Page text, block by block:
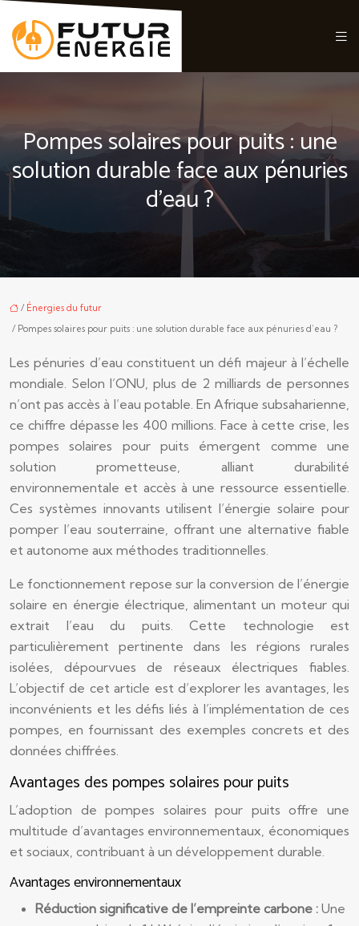
Pompes solaires pour puits : une
solution durable face aux pénuries
d’eau ?
/ Énergies du futur
/ Pompes solaires pour puits : une solution durable face aux pénuries d’eau ?
Les pénuries d’eau constituent un défi majeur à l’échelle
mondiale. Selon l’ONU, plus de 2 milliards de personnes
n’ont pas accès à l’eau potable. En Afrique subsaharienne,
ce chiffre dépasse les 400 millions. Face à cette crise, les
pompes solaires pour puits émergent comme une
solution prometteuse, alliant durabilité
environnementale et accès à une ressource essentielle.
Ces systèmes innovants utilisent l’énergie solaire pour
pomper l’eau souterraine, offrant une alternative fiable
et autonome aux méthodes traditionnelles.
Le fonctionnement repose sur la conversion de l’énergie
solaire en énergie électrique, alimentant un moteur qui
extrait l’eau du puits. Cette technologie est
particulièrement pertinente dans les régions rurales
isolées, dépourvues de réseaux électriques fiables.
L’objectif de cet article est d’explorer les avantages, les
inconvénients et les défis liés à l’implémentation de ces
pompes, en fournissant des exemples concrets et des
données chiffrées.
Avantages des pompes solaires pour puits
L’adoption de pompes solaires pour puits offre une
multitude d’avantages environnementaux, économiques
et sociaux, contribuant à un développement durable.
Avantages environnementaux
Réduction significative de l’empreinte carbone : Une